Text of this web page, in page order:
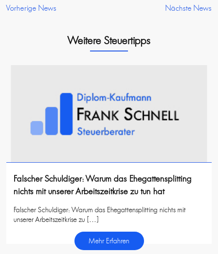
Vorherige News Nächste News
Weitere Steuertipps
Falscher Schuldiger: Warum das Ehegattensplitting
nichts mit unserer Arbeitszeitkrise zu tun hat
Falscher Schuldiger: Warum das Ehegattensplitting nichts mit
unserer Arbeitszeitkrise zu […]
Mehr Erfahren